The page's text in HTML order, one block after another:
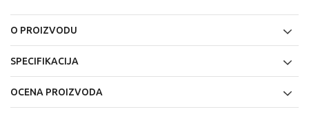
O PROIZVODU
SPECIFIKACIJA
OCENA PROIZVODA